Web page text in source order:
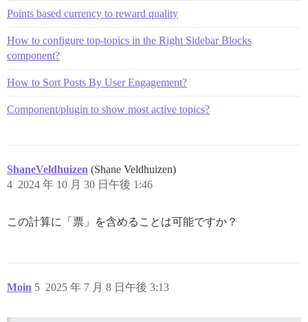
views AS (
FROM topic_views
WHERE viewed_at::date >= :start_date::date
GROUP BY topic_id
category_definition_topic_ids AS (
  SELECT COALESCE(topic_id, 0) AS id FROM categories
topics.id AS topic_id,
topics.title,
topics.user_id,
views.count AS date_range_views,
topics.views AS all_time_views,
  AND topics.created_at::date >= :end_date::date
THEN 0
Points based currency to reward quality
How to configure top-topics in the Right Sidebar Blocks
component?
How to Sort Posts By User Engagement?
Component/plugin to show most active topics?
ShaneVeldhuizen (Shane Veldhuizen)
2024 年 10 月 30 日午後 1:46
4
この計算に「票」を含めることは可能ですか？
Moin 2025 年 7 月 8 日午後 3:13
5